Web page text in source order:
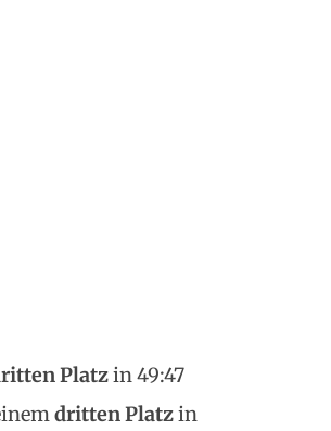
Platzin 49:47
dritten Platzin